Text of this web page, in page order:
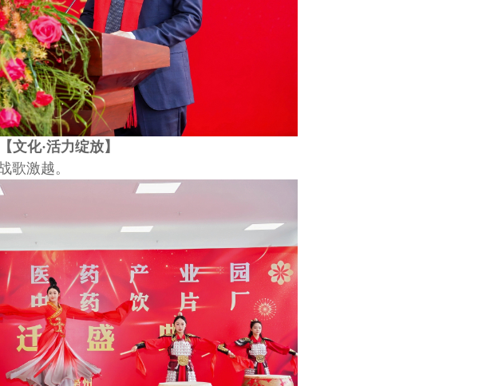
【文化·活力绽放】
歌激越。